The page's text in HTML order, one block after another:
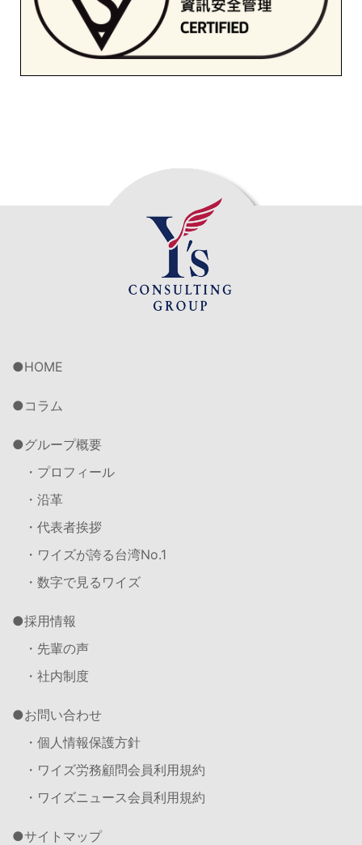
HOME
コラム
グループ概要
・プロフィール
・沿革
・代表者挨拶
・ワイズが誇る台湾No.1
・数字で見るワイズ
採用情報
・先輩の声
・社内制度
お問い合わせ
・個人情報保護方針
・ワイズ労務顧問会員利用規約
・ワイズニュース会員利用規約
サイトマップ